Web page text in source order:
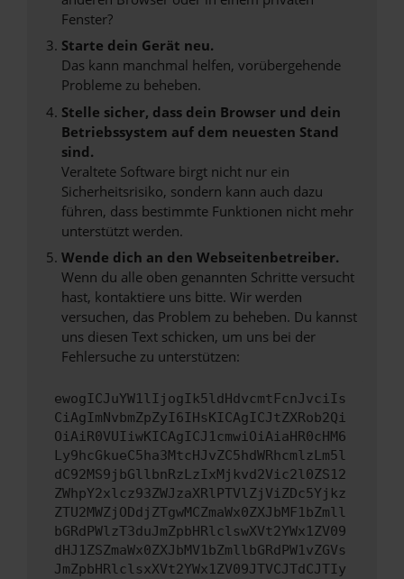
Fenster?
Starte dein Gerät neu.
Das kann manchmal helfen, vorübergehende
Probleme zu beheben.
Stelle sicher, dass dein Browser und dein
Betriebssystem auf dem neuesten Stand
sind.
Veraltete Software birgt nicht nur ein
Sicherheitsrisiko, sondern kann auch dazu
führen, dass bestimmte Funktionen nicht mehr
unterstützt werden.
Wende dich an den Webseitenbetreiber.
Wenn du alle oben genannten Schritte versucht
hast, kontaktiere uns bitte. Wir werden
versuchen, das Problem zu beheben. Du kannst
uns diesen Text schicken, um uns bei der
Fehlersuche zu unterstützen:
ewogICJuYW1lIjogIk5ldHdvcmtFcnJvciIs
CiAgImNvbmZpZyI6IHsKICAgICJtZXRob2Qi
OiAiR0VUIiwKICAgICJ1cmwiOiAiaHR0cHM6
Ly9hcGkueC5ha3MtcHJvZC5hdWRhcmlzLm5l
dC92MS9jbGllbnRzLzIxMjkvd2Vic2l0ZS12
ZWhpY2xlcz93ZWJzaXRlPTVlZjViZDc5Yjkz
ZTU2MWZjODdjZTgwMCZmaWx0ZXJbMF1bZmll
bGRdPWlzT3duJmZpbHRlclswXVt2YWx1ZV09
dHJ1ZSZmaWx0ZXJbMV1bZmllbGRdPW1vZGVs
JmZpbHRlclsxXVt2YWx1ZV09JTVCJTdCJTIy